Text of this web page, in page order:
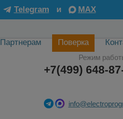
Telegram и
MAX
Партнерам Поверка
Режим
+7(499) 648-